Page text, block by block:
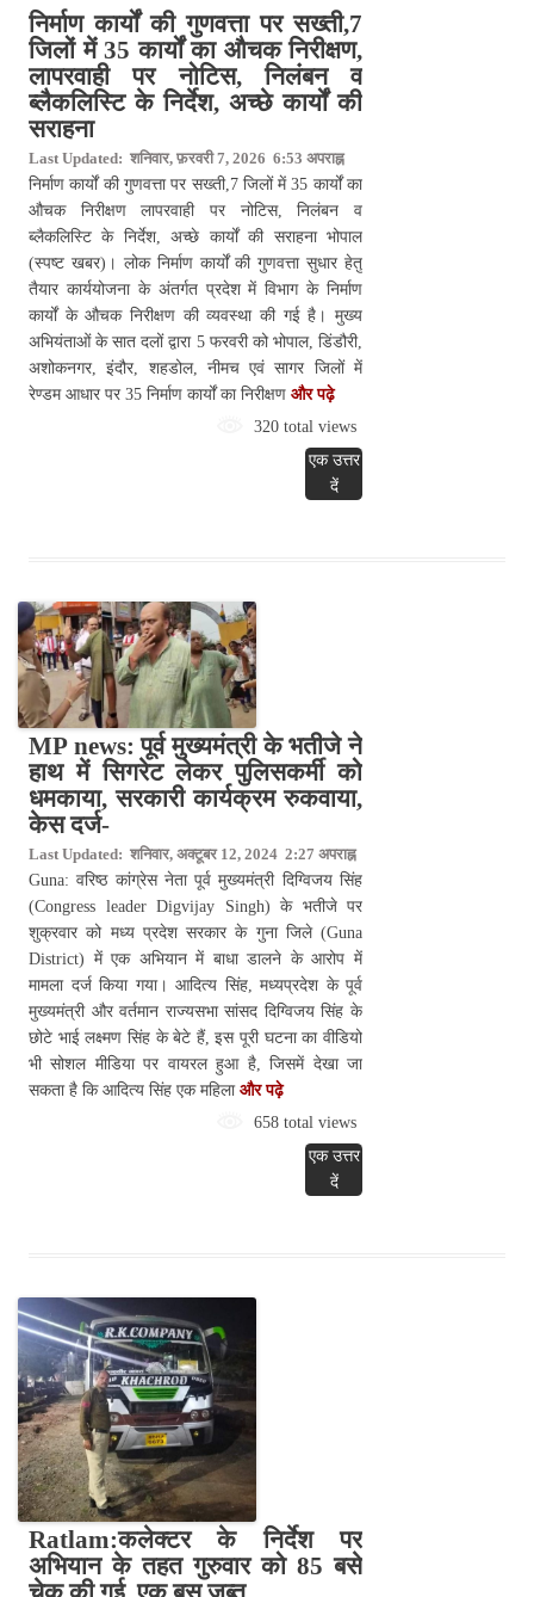
निर्माण कार्यों की गुणवत्ता पर सख्ती,7
जिलों में 35 कार्यों का औचक निरीक्षण,
लापरवाही पर नोटिस, निलंबन व
ब्लैकलिस्टि के निर्देश, अच्छे कार्यों की
सराहना
Last Updated: शनिवार, फ़रवरी 7, 2026 6:53 अपराह्न
निर्माण कार्यों की गुणवत्ता पर सख्ती,7 जिलों में 35 कार्यों का
औचक निरीक्षण लापरवाही पर नोटिस, निलंबन व
ब्लैकलिस्टि के निर्देश, अच्छे कार्यों की सराहना भोपाल
(स्पष्ट खबर)। लोक निर्माण कार्यों की गुणवत्ता सुधार हेतु
तैयार कार्ययोजना के अंतर्गत प्रदेश में विभाग के निर्माण
कार्यों के औचक निरीक्षण की व्यवस्था की गई है। मुख्य
अभियंताओं के सात दलों द्वारा 5 फरवरी को भोपाल, डिंडौरी,
अशोकनगर, इंदौर, शहडोल, नीमच एवं सागर जिलों में
रेण्डम आधार पर 35 निर्माण कार्यों का निरीक्षण और पढ़े
320 total views
एक उत्तर
दें
MP news: पूर्व मुख्यमंत्री के भतीजे ने
हाथ में सिगरेट लेकर पुलिसकर्मी को
धमकाया, सरकारी कार्यक्रम रुकवाया,
केस दर्ज-
Last Updated: शनिवार, अक्टूबर 12, 2024 2:27 अपराह्न
Guna: वरिष्ठ कांग्रेस नेता पूर्व मुख्यमंत्री दिग्विजय सिंह
(Congress leader Digvijay Singh) के भतीजे पर
शुक्रवार को मध्य प्रदेश सरकार के गुना जिले (Guna
District) में एक अभियान में बाधा डालने के आरोप में
मामला दर्ज किया गया। आदित्य सिंह, मध्यप्रदेश के पूर्व
मुख्यमंत्री और वर्तमान राज्यसभा सांसद दिग्विजय सिंह के
छोटे भाई लक्ष्मण सिंह के बेटे हैं, इस पूरी घटना का वीडियो
भी सोशल मीडिया पर वायरल हुआ है, जिसमें देखा जा
सकता है कि आदित्य सिंह एक महिला और पढ़े
658 total views
एक उत्तर
दें
Ratlam:कलेक्टर के निर्देश पर
अभियान के तहत गुरुवार को 85 बसे